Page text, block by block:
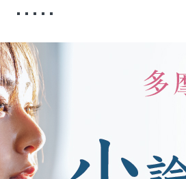
学生
況
報誌 学長室
報学部 科目等履修生・聴講生